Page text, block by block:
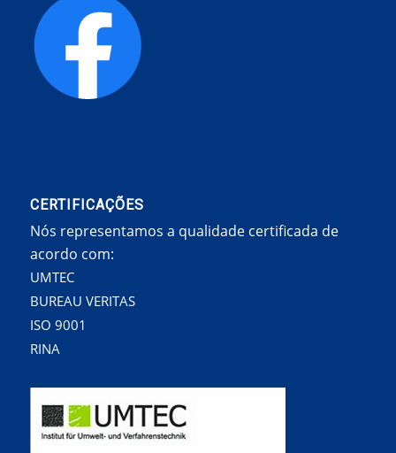
CERTIFICAÇÕES
Nós representamos a qualidade certificada de
acordo com:
UMTEC
BUREAU VERITAS
ISO 9001
RINA